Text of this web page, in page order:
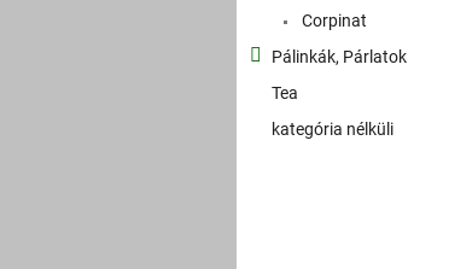
Corpinat
Pálinkák, Párlatok
Tea
kategória nélküli